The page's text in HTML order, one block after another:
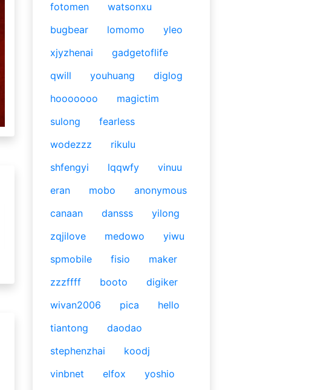
fotomen
watsonxu
bugbear
lomomo
yleo
xjyzhenai
gadgetoflife
qwill
youhuang
diglog
hooooooo
magictim
sulong
fearless
wodezzz
rikulu
shfengyi
lqqwfy
vinuu
eran
mobo
anonymous
canaan
dansss
yilong
zqjilove
medowo
yiwu
spmobile
fisio
maker
zzzffff
booto
digiker
wivan2006
pica
hello
tiantong
daodao
stephenzhai
koodj
vinbnet
elfox
yoshio